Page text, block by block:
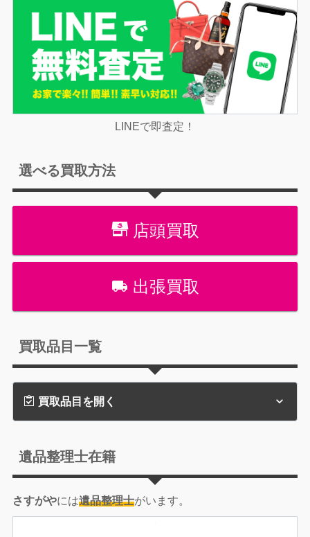
LINEで即査定！
選べる買取方法
店頭買取
出張買取
買取品目一覧
買取品目を開く
遺品整理士在籍
さすがやには遺品整理士がいます。